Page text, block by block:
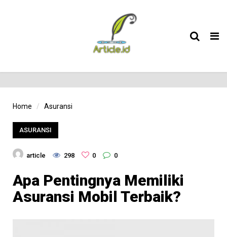
Home Asuransi
ASURANSI
article 298 0 0
Apa Pentingnya Memiliki
Asuransi Mobil Terbaik?